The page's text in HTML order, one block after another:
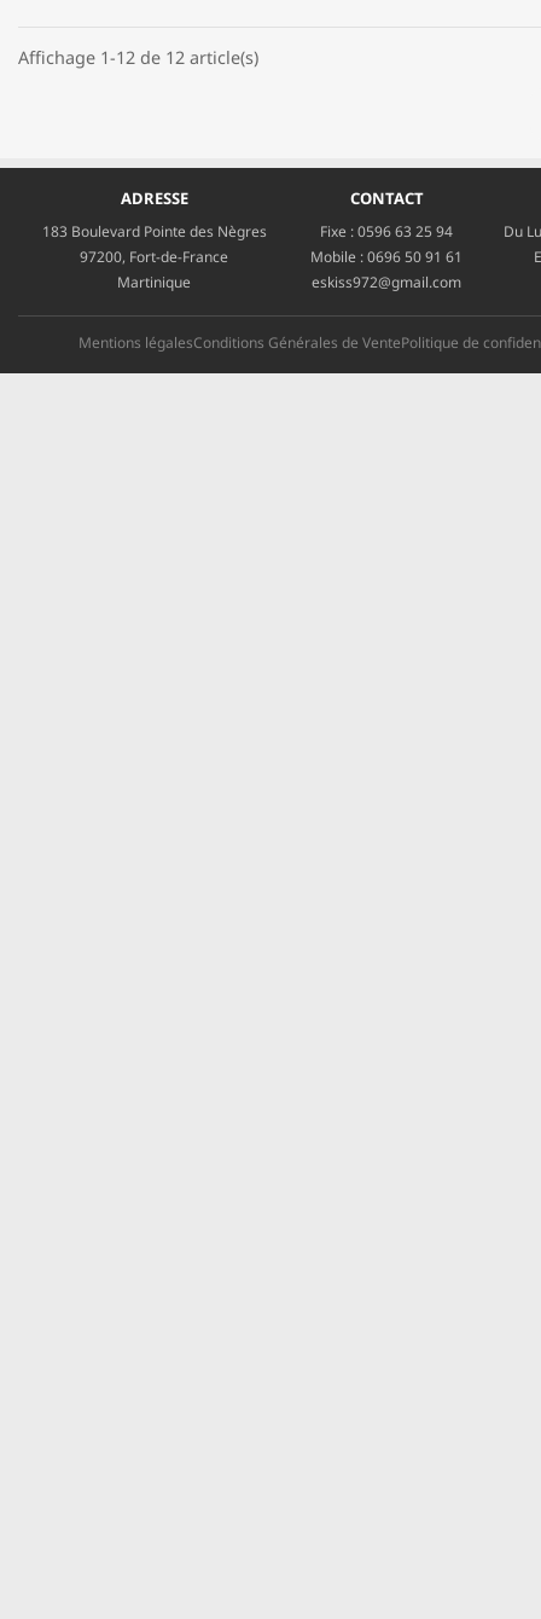
Affichage 1-12 de 12 article(s)
ADRESSE
183 Boulevard Pointe des Nègres
97200, Fort-de-France
Martinique
CONTACT
Fixe :0596 63 25 94
Mobile :0696 50 91 61
eskiss972@gmail.com
Du
Mentions légalesConditions Générales de VentePolitique de